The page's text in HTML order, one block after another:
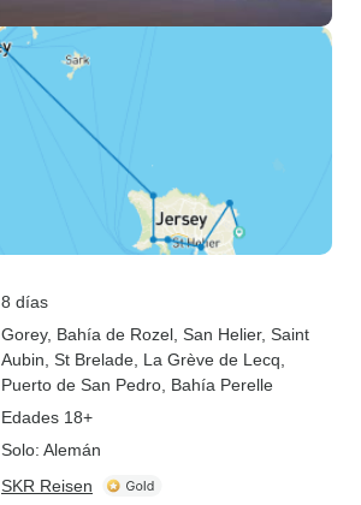
8 días
Gorey, Bahía de Rozel , San Helier, Saint
Aubin , St Brelade , La Grève de Lecq
Puerto de San Pedro , Bahía Perelle
Edades 18+
Solo: Alemán
SKR Reisen